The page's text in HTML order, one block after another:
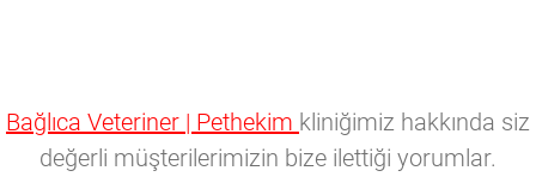
Bağlıca Veteriner | Pethekim kliniğimiz hakkında siz
değerli müşterilerimizin bize ilettiği yorumlar.